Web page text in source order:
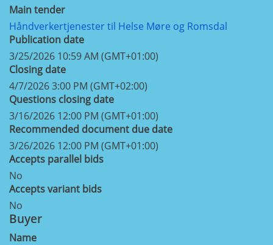
Main tender
Håndverkertjenester til Helse Møre og Romsdal
Publication date
3/25/2026 10:59 AM (GMT+01:00)
Closing date
4/7/2026 3:00 PM (GMT+02:00)
Questions closing date
3/16/2026 12:00 PM (GMT+01:00)
Recommended document due date
3/26/2026 12:00 PM (GMT+01:00)
Accepts parallel bids
No
Accepts variant bids
No
Buyer
Name